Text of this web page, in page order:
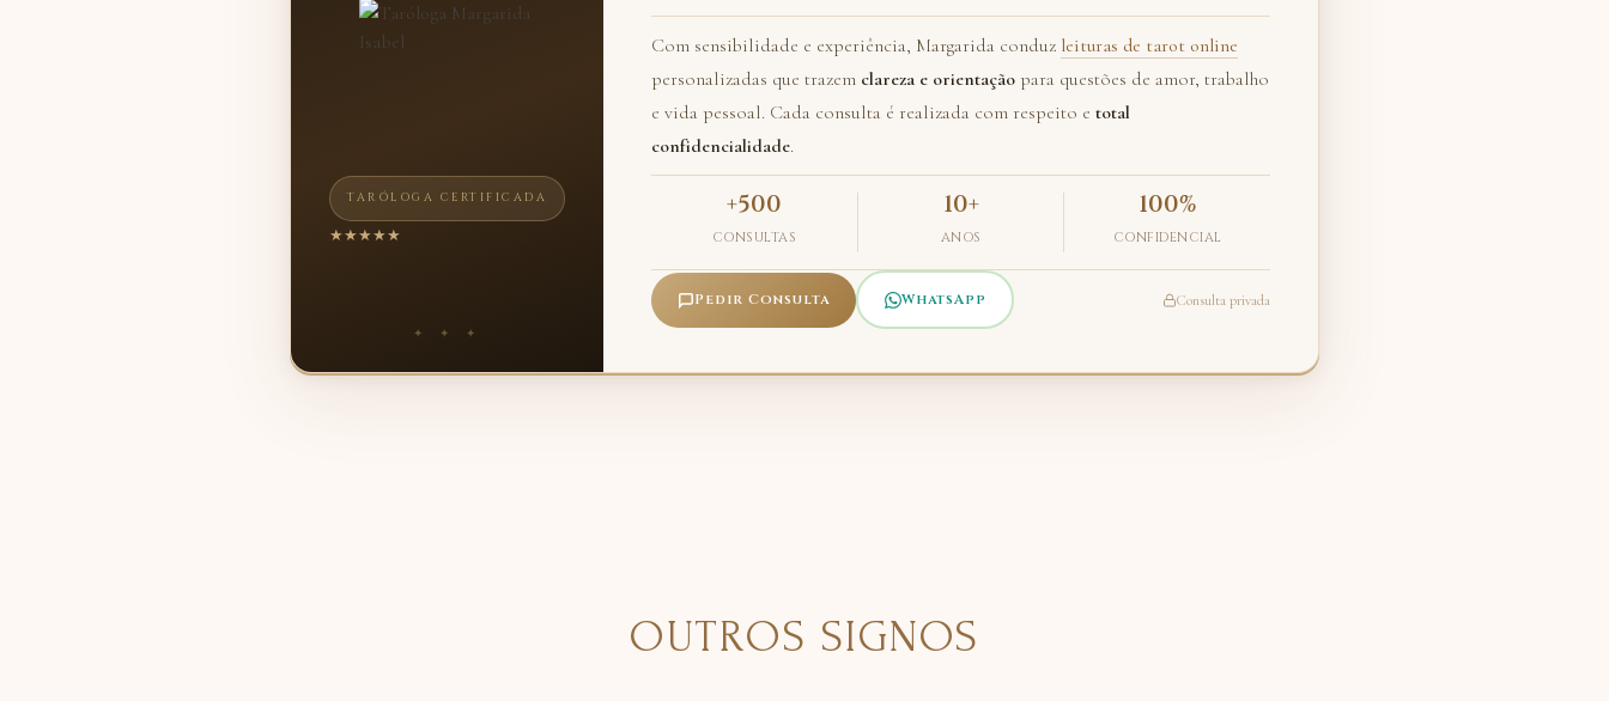
TARÓLOGA CERTIFICADA
★★★★★
Com sensibilidade e experiência, Margarida conduz leituras de tarot online
personalizadas que trazem clareza e orientação para questões de amor, trabalho
e vida pessoal. Cada consulta é realizada com respeito e total
confidencialidade.
+500
CONSULTAS
10+
ANOS
100%
CONFIDENCIAL
Pedir Consulta WhatsApp Consulta privada
OUTROS SIGNOS